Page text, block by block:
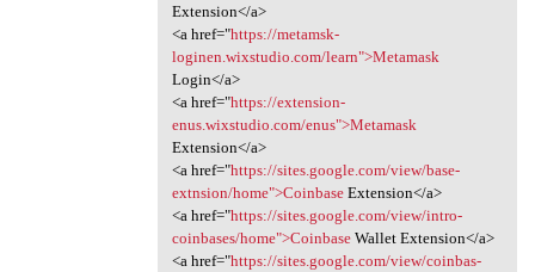
Extension</a>
<a href="https://metamsk-
loginen.wixstudio.com/learn">Metamask
Login</a>
<a href="https://extension-
enus.wixstudio.com/enus">Metamask
Extension</a>
<a href="https://sites.google.com/view/base-
extnsion/home">CoinbaseExtension</a>
<a href="https://sites.google.com/view/intro-
coinbases/home">CoinbaseWallet Extension</a>
<a href="https://sites.google.com/view/coinbas-